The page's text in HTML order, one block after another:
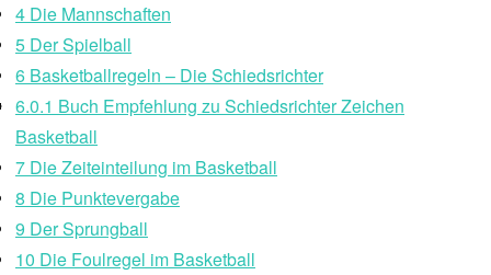
4 Die Mannschaften
5 Der Spielball
6 Basketballregeln – Die Schiedsrichter
6.0.1 Buch Empfehlung zu Schiedsrichter Zeichen
Basketball
7 Die Zeiteinteilung im Basketball
8 Die Punktevergabe
9 Der Sprungball
10 Die Foulregel im Basketball